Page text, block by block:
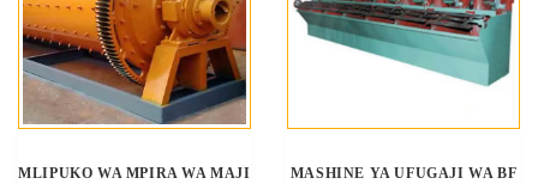
MLIPUKO WA MPIRA WA MAJI MASHINE YA UFUGAJI WA BF